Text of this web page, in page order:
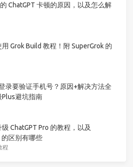
ChatGPT 卡顿的原因，以及怎么解
Grok Build 教程！附 SuperGrok 的
录要验证手机号？原因+解决方法全
避坑指南
ChatGPT Pro 的教程，以及
的区别有哪些
程